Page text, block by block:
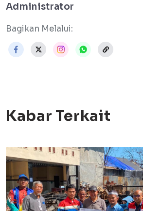
Administrator
Bagikan Melalui:
Kabar Terkait